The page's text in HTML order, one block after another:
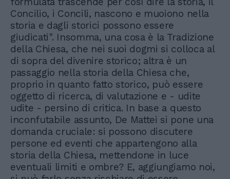
Concilio, i Concili, nascono e muoiono nella
storia e dagli storici possono essere
giudicati". Insomma, una cosa è la Tradizione
della Chiesa, che nei suoi dogmi si colloca al
di sopra del divenire storico; altra è un
passaggio nella storia della Chiesa che,
proprio in quanto fatto storico, può essere
oggetto di ricerca, di valutazione e - udite
udite - persino di critica. In base a questo
inconfutabile assunto, De Mattei si pone una
domanda cruciale: si possono discutere
persone ed eventi che appartengono alla
storia della Chiesa, mettendone in luce
eventuali limiti e ombre? E, aggiungiamo noi,